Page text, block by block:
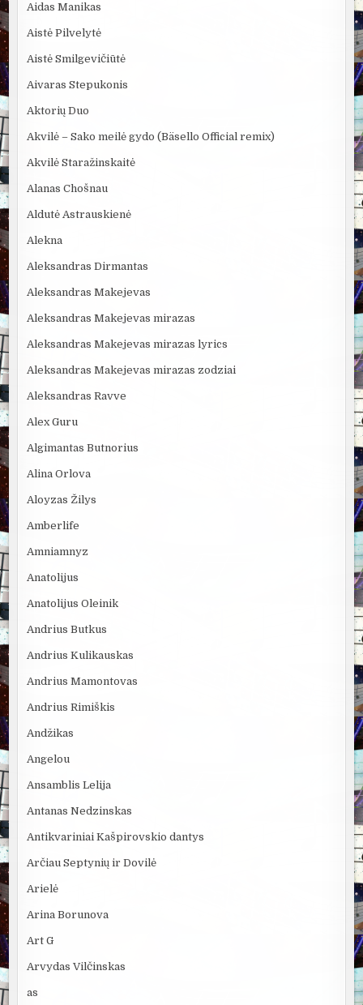
Aidas Manikas
Aistė Pilvelytė
Aistė Smilgevičiūtė
Aivaras Stepukonis
Aktorių Duo
Akvilė – Sako meilė gydo (Bäsello Official remix)
Akvilė Staražinskaitė
Alanas Chošnau
Aldutė Astrauskienė
Alekna
Aleksandras Dirmantas
Aleksandras Makejevas
Aleksandras Makejevas mirazas
Aleksandras Makejevas mirazas lyrics
Aleksandras Makejevas mirazas zodziai
Aleksandras Ravve
Alex Guru
Algimantas Butnorius
Alina Orlova
Aloyzas Žilys
Amberlife
Amniamnyz
Anatolijus
Anatolijus Oleinik
Andrius Butkus
Andrius Kulikauskas
Andrius Mamontovas
Andrius Rimiškis
Andžikas
Angelou
Ansamblis Lelija
Antanas Nedzinskas
Antikvariniai Kašpirovskio dantys
Arčiau Septynių ir Dovilė
Arielė
Arina Borunova
Art G
Arvydas Vilčinskas
as